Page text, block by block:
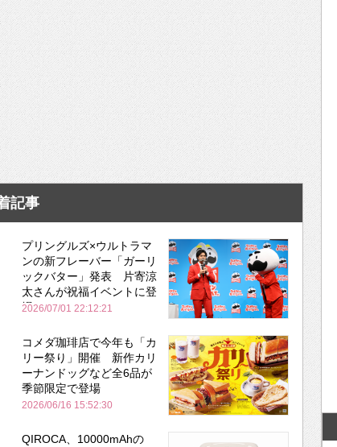
記事
プリングルズ×ウルトラマ
ンの新フレーバー「ガーリ
ックバター」発表 片寄涼
太さんが祝福イベントに登
場
2026/07/01 22:12:21
コメダ珈琲店で今年も「カ
リー祭り」開催 新作カリ
ーナンドッグなど全6品が
季節限定で登場
2026/06/16 15:52:30
QIROCA、10000mAhの